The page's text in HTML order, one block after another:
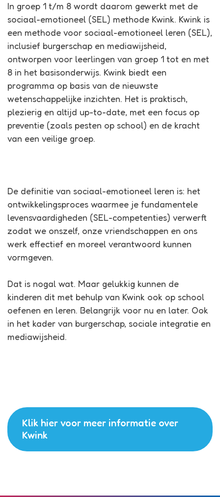
In groep 1 t/m 8 wordt daarom gewerkt met de
sociaal-emotioneel (SEL) methode Kwink. Kwink is
een methode voor sociaal-emotioneel leren (SEL),
inclusief burgerschap en mediawijsheid,
ontworpen voor leerlingen van groep 1 tot en met
8 in het basisonderwijs. Kwink biedt een
programma op basis van de nieuwste
wetenschappelijke inzichten. Het is praktisch,
plezierig en altijd up-to-date, met een focus op
preventie (zoals pesten op school) en de kracht
van een veilige groep.
De definitie van sociaal-emotioneel leren is: het
ontwikkelingsproces waarmee je fundamentele
levensvaardigheden (SEL-competenties) verwerft
zodat we onszelf, onze vriendschappen en ons
werk effectief en moreel verantwoord kunnen
vormgeven.
Dat is nogal wat. Maar gelukkig kunnen de
kinderen dit met behulp van Kwink ook op school
oefenen en leren. Belangrijk voor nu en later. Ook
in het kader van burgerschap, sociale integratie en
mediawijsheid.
Klik hier voor meer informatie over
Kwink